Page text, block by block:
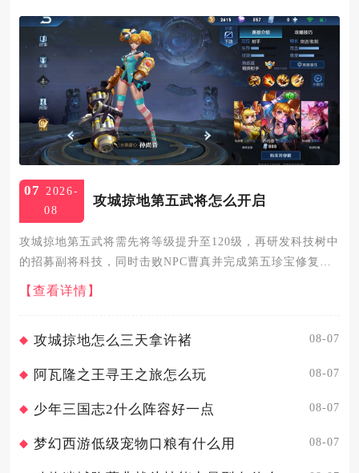
07
2026-
08
攻城掠地第五武将怎么开启
攻城掠地第五武将需先将等级提升至120级，再研发科技树中
的招募副将科技，同时击败NPC曹真并完成第五珍宝修复，
即可开启副将形式的第五武将，150级后解锁丝绸之路功能可
实现五主将同阵作战。120级是开启第五武将的基础门槛，等
【查看详情】
攻城掠地怎么三天拿许褚 08-07
阿瓦隆之王寻王之旅怎么玩 08-07
少年三国志2什么阵容好一点 08-07
梦幻西游低级宠物口粮有什么用 08-07